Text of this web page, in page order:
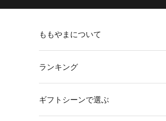
ももやまについて
ランキング
ギフトシーンで選ぶ